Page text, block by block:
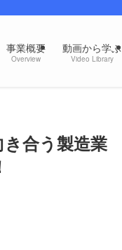
事業概要
Overview
動画から学ぶ
Video Library
き合う製造業